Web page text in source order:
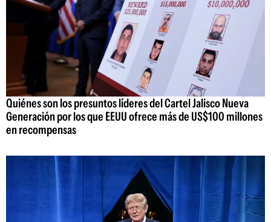
Quiénes son los presuntos líderes del Cartel Jalisco Nueva
Generación por los que EEUU ofrece más de US$100 millones
en recompensas